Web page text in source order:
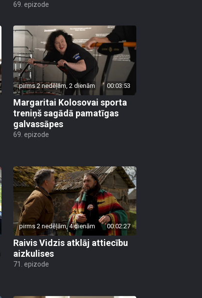
69. epizode
pirms 2 nedēļām, 2 dienām 00:03:53
Margaritai Kolosovai sporta
treniņš sagādā pamatīgas
galvassāpes
69. epizode
pirms 2 nedēļām, 4 dienām 00:02:27
Raivis Vidzis atklāj attiecību
aizkulises
71. epizode